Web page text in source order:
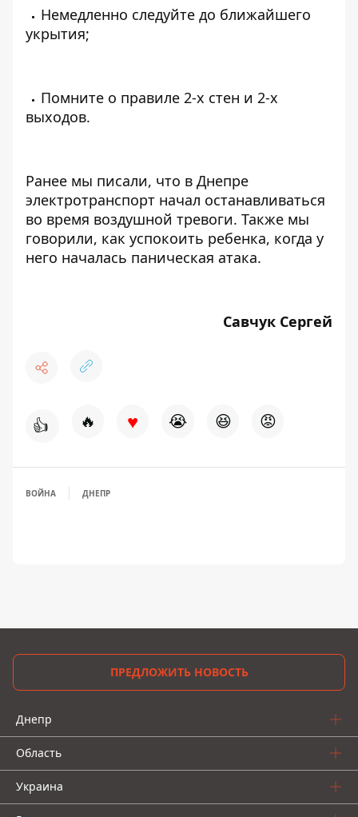
Немедленно следуйте до ближайшего
укрытия;
Помните о правиле 2-х стен и 2-х
выходов.
Ранее мы писали, что в Днепре
электротранспорт начал останавливаться
во время воздушной тревоги. Также мы
говорили, как успокоить ребенка, когда у
него началась паническая атака.
Савчук Сергей
👍 🔥 ♥ 😭 😆 😡
ВОЙНА ДНЕПР
ПРЕДЛОЖИТЬ НОВОСТЬ
Днепр
Область
Украина